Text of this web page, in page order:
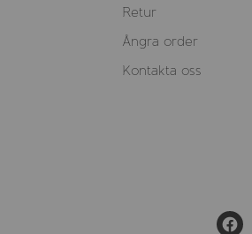
Retur
Ångra order
Kontakta oss